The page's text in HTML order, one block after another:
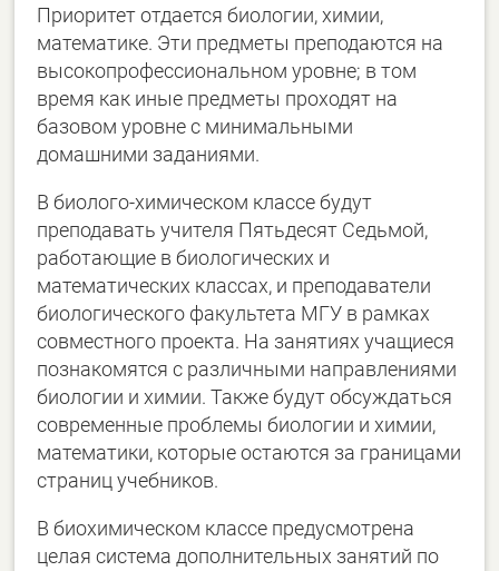
Приоритет отдается биологии, химии,
математике. Эти предметы преподаются на
высокопрофессиональном уровне; в том
время как иные предметы проходят на
базовом уровне с минимальными
домашними заданиями.
В биолого-химическом классе будут
преподавать учителя Пятьдесят Седьмой,
работающие в биологических и
математических классах, и преподаватели
биологического факультета МГУ в рамках
совместного проекта. На занятиях учащиеся
познакомятся с различными направлениями
биологии и химии. Также будут обсуждаться
современные проблемы биологии и химии,
математики, которые остаются за границами
страниц учебников.
В биохимическом классе предусмотрена
целая система дополнительных занятий по